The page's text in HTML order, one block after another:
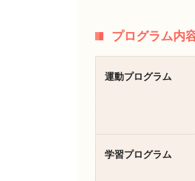
プログラム内
運動プログラム
学習プログラム